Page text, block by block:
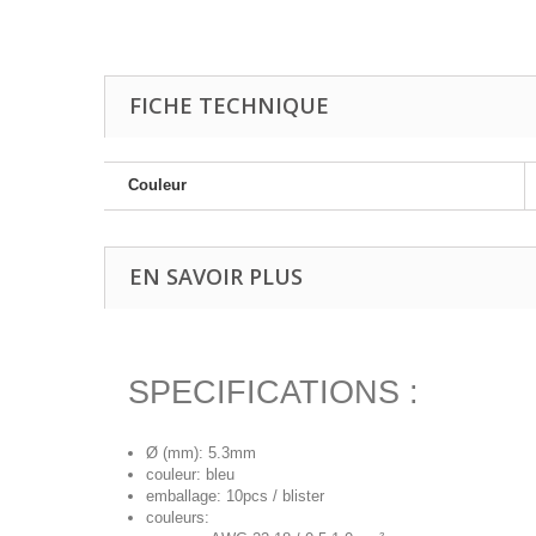
FICHE TECHNIQUE
Couleur
EN SAVOIR PLUS
SPECIFICATIONS :
Ø (mm): 5.3mm
couleur: bleu
emballage: 10pcs / blister
couleurs: